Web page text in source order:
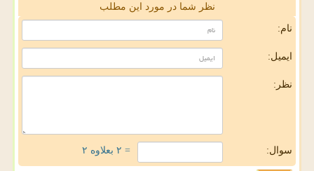
نظر شما در مورد این مطلب
نام:
ایمیل:
نظر:
سوال: = ۲ بعلاوه ۲